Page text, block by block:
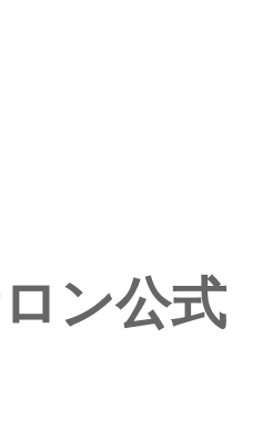
ン公式